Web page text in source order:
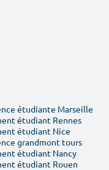
étudiante Marseille
étudiant Rennes
étudiant Nice
grandmont tours
étudiant Nancy
étudiant Rouen